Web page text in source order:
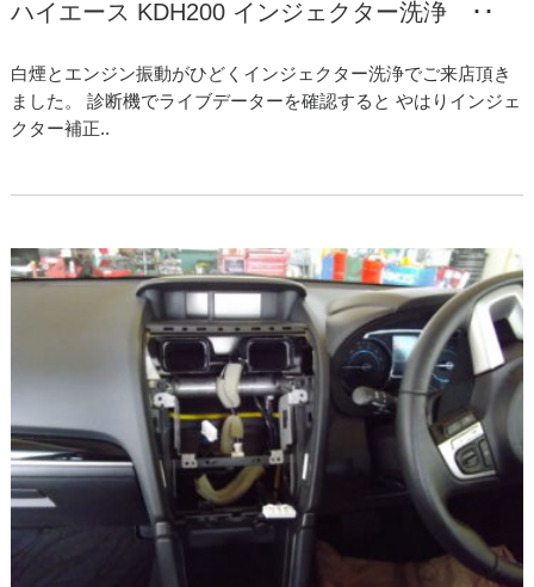
ハイエース KDH200 インジェクター洗浄 ･･
白煙とエンジン振動がひどくインジェクター洗浄でご来店頂き
ました。 診断機でライブデーターを確認すると やはりインジェ
クター補正..